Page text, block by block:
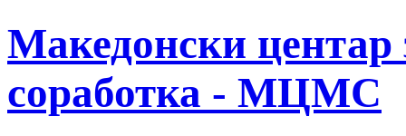
Македонски центар
соработка - МЦМС